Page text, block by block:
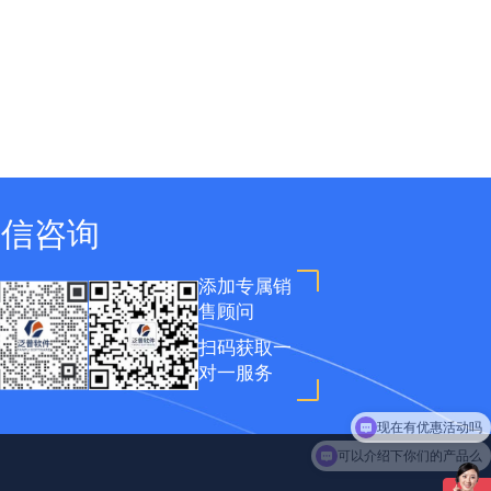
咨询
添加专属销
售顾问
扫码获取一
对一服务
可以介绍下你们的产品么
现在有优惠活动吗